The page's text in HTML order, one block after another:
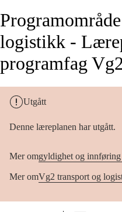
logistikk -
programfag
Utgått
Denne læreplanen har utgått.
Mer omgyldighet og
Mer omVg2 transport og